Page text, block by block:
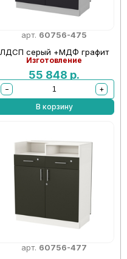
арт. 60756-475
ЛДСП серый +МДФ графит
Изготовление
55 848 р.
−
+
В корзину
арт. 60756-477